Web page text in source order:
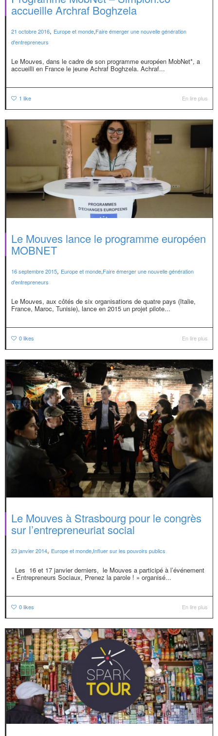
accueille Archraf Boghzela
21 octobre 2016, Europe et monde,Faire émerger une nouvelle génération
d'entrepreneurs
Le Mouves, dans le cadre de son programme européen MobNet*, a
accueilli en France le jeune Achraf Boghzela. Achraf...
1 like En lire plus
Le Mouves lance le programme européen
MOBNET
16 septembre 2015, Europe et monde,Faire émerger une nouvelle génération
d'entrepreneurs
Le Mouves, aux côtés de six organisations de quatre pays (Italie,
France, Maroc, Tunisie), lance en 2015 un projet pilote...
0likes En lire plus
Le Mouves à Strasbourg pour le congrès
sur l’entrepreneuriat social
23 janvier 2014, Europe et monde,Influer sur les pouvoirs publics
Les 16 et 17 janvier derniers, le Mouves a participé à l’événement
« Entrepreneurs Sociaux, Prenez la parole ! » organisé...
0likes En lire plus